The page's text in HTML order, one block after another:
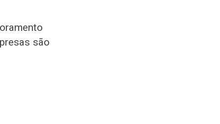
são